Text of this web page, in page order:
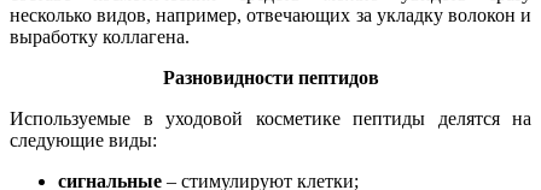
несколько видов, например, отвечающих за укладку волокон и
выработку коллагена.
Разновидности пептидов
Используемые в уходовой косметике пептиды делятся на
следующие виды:
сигнальные – стимулируют клетки;